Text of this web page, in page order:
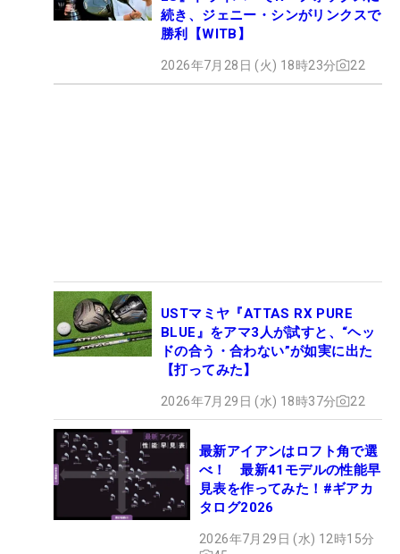
続き、ジェニー・シンがリンクスで
勝利【WITB】
2026年7月28日 (火) 18時23分 22
USTマミヤ『ATTAS RX PURE
BLUE』をアマ3人が試すと、“ヘッ
ドの合う・合わない”が如実に出た
【打ってみた】
2026年7月29日 (水) 18時37分 22
最新アイアンはロフト角で選
べ！ 最新41モデルの性能早
見表を作ってみた！#ギアカ
タログ2026
2026年7月29日 (水) 12時15分